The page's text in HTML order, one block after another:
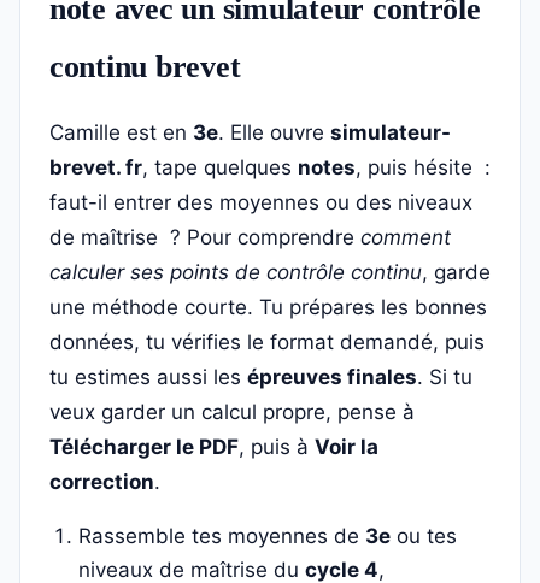
note avec un simulateur contrôle
continu brevet
Camille est en 3e. Elle ouvre simulateur-
brevet. fr, tape quelques notes, puis hésite :
faut-il entrer des moyennes ou des niveaux
de maîtrise ? Pour comprendre comment
calculer ses points de contrôle continu, garde
une méthode courte. Tu prépares les bonnes
données, tu vérifies le format demandé, puis
tu estimes aussi les épreuves finales. Si tu
veux garder un calcul propre, pense à
Télécharger le PDF, puis à Voir la
correction.
Rassemble tes moyennes de 3e ou tes
niveaux de maîtrise du cycle 4,